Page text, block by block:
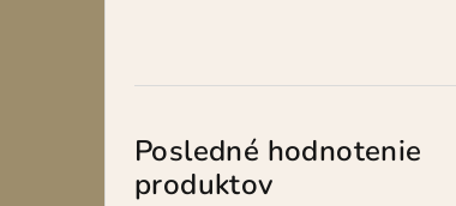
Posledné hodnotenie
produktov